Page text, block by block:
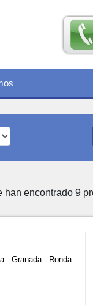
han encontrado 9
- Granada - Ronda